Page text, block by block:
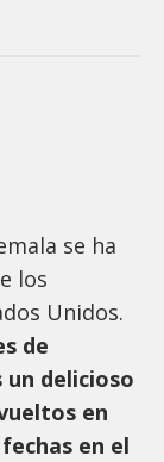
se ha
los
Unidos.
de
un delicioso
en
en el